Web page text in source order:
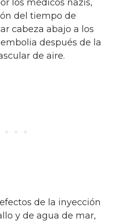
los médicos nazis,
del tiempo de
cabeza abajo a los
después de la
de aire.
de la inyección
y de agua de mar,